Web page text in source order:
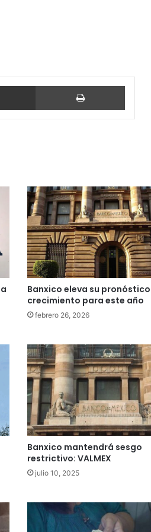
vía email
Banxico eleva su
crecimiento para este año
febrero 26, 2026
Banxico mantendrá sesgo
restrictivo: VALMEX
julio 10, 2025